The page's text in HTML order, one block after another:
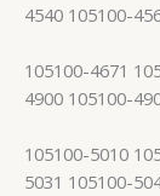
4540 105100-
105100-4671
4900 105100-
105100-5010
5031 105100-